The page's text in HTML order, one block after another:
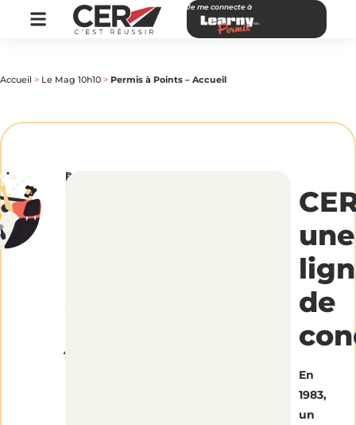
Je me connecte à
Accueil > Le Mag 10h10 > Permis à Points – Accueil
Permis
par
CER
|Publié
le
une
de
En
1983,
un